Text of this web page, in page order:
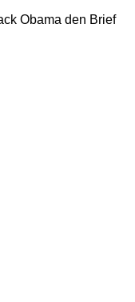
Obama den Brief